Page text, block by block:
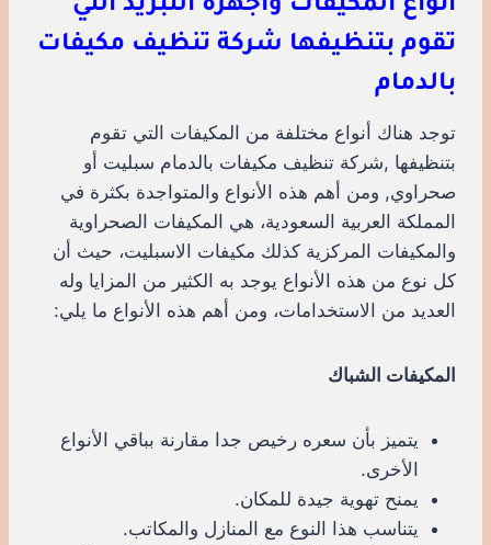
أنواع المكيفات وأجهزة التبريد التي
تقوم بتنظيفها شركة تنظيف مكيفات
بالدمام
توجد هناك أنواع مختلفة من المكيفات التي تقوم
بتنظيفها ,شركة تنظيف مكيفات بالدمام سبليت أو
صحراوي, ومن أهم هذه الأنواع والمتواجدة بكثرة في
المملكة العربية السعودية، هي المكيفات الصحراوية
والمكيفات المركزية كذلك مكيفات الاسبليت، حيث أن
كل نوع من هذه الأنواع يوجد به الكثير من المزايا وله
العديد من الاستخدامات، ومن أهم هذه الأنواع ما يلي:
المكيفات الشباك
يتميز بأن سعره رخيص جدا مقارنة بباقي الأنواع
الأخرى.
يمنح تهوية جيدة للمكان.
يتناسب هذا النوع مع المنازل والمكاتب.